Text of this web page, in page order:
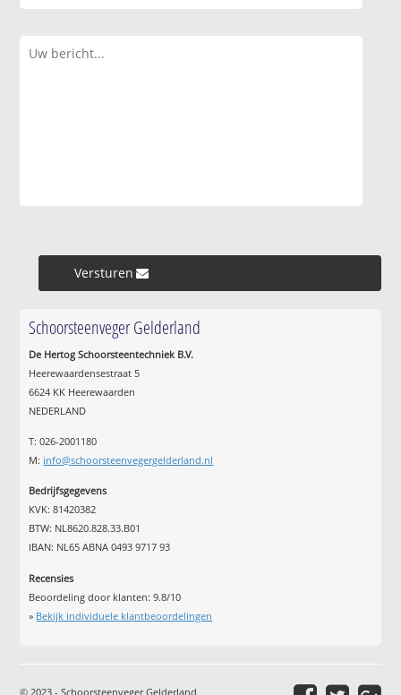
Versturen »
Schoorsteenveger Gelderland
De Hertog Schoorsteentechniek B.V.
Heerewaardensestraat 5
6624 KK Heerewaarden
NEDERLAND
T: 026-2001180
M: info@schoorsteenvegergelderland.nl
Bedrijfsgegevens
KVK: 81420382
BTW: NL8620.828.33.B01
IBAN: NL65 ABNA 0493 9717 93
Recensies
Beoordeling door klanten:9.8/10
» Bekijk individuele klantbeoordelingen
© 2023 - Schoorsteenveger Gelderland